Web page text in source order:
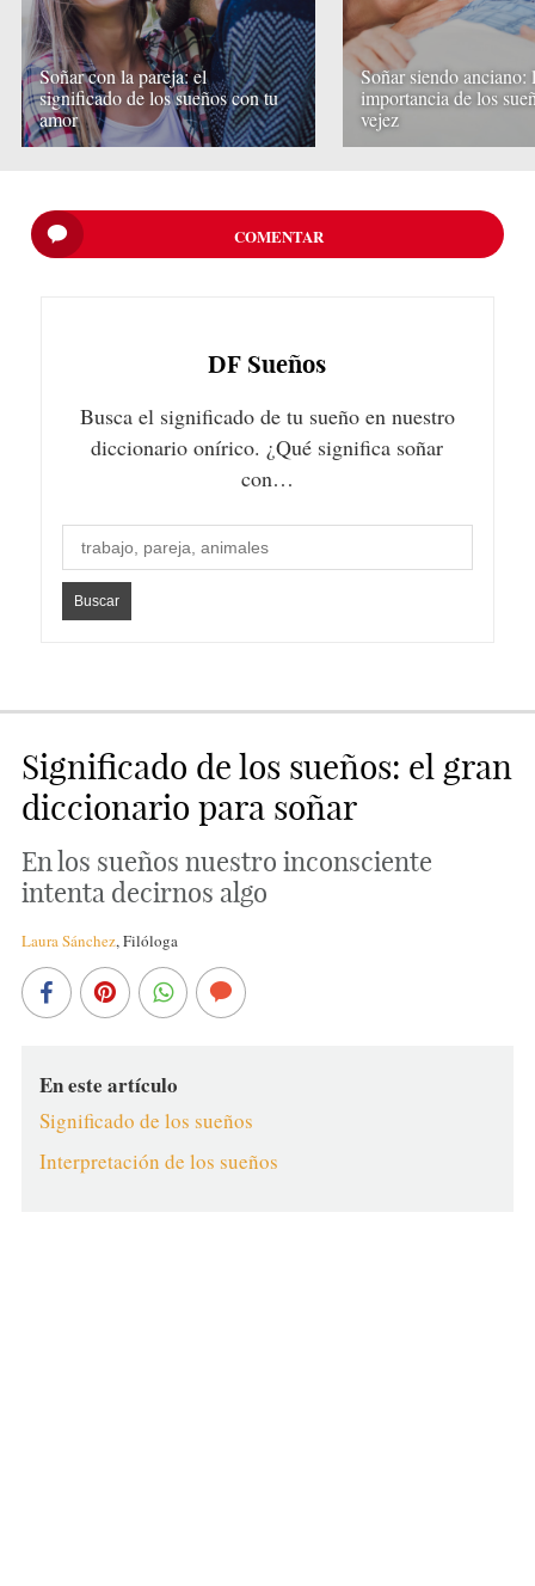
Soñar con la pareja: el
significado de los sueños con tu
amor
Soñar siendo anciano:
importancia de los
vejez
COMENTAR
DF Sueños
Busca el significado de tu sueño en nuestro
diccionario onírico. ¿Qué significa soñar
con…
Significado de los sueños: el gran
diccionario para soñar
En los sueños nuestro inconsciente
intenta decirnos algo
Laura Sánchez,Filóloga
En este artículo
Significado de los sueños
Interpretación de los sueños